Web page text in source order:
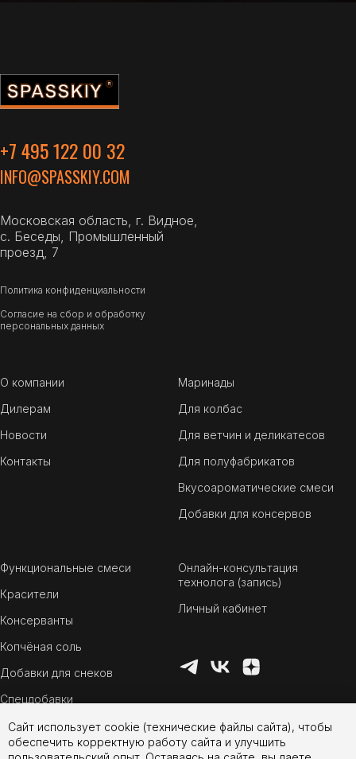
Сайт использует cookie (технические файлы сайта), чтобы
обеспечить корректную работу сайта и улучшить
+7 495 122 00 32
INFO@SPASSKIY.COM
Московская область, г. Видное,
с. Беседы, Промышленный
проезд, 7
Политика конфиденциальности
Согласие на сбор и обработку
персональных данных
О компании
Дилерам
Новости
Контакты
Маринады
Для колбас
Для ветчин и деликатесов
Для полуфабрикатов
Вкусоароматические смеси
Добавки для консервов
Функциональные смеси
Красители
Консерванты
Копчёная соль
Добавки для снеков
Спецдобавки
Онлайн-консультация
технолога (запись)
Личный кабинет